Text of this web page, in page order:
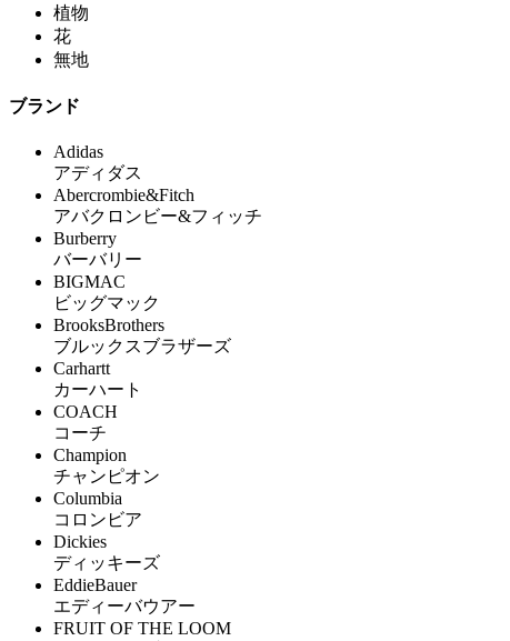
植物
花
無地
ブランド
Adidas
アディダス
Abercrombie&Fitch
アバクロンビー&フィッチ
Burberry
バーバリー
BIGMAC
ビッグマック
BrooksBrothers
ブルックスブラザーズ
Carhartt
カーハート
COACH
コーチ
Champion
チャンピオン
Columbia
コロンビア
Dickies
ディッキーズ
EddieBauer
エディーバウアー
FRUIT OF THE LOOM